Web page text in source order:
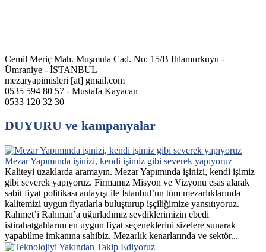
Cemil Meriç Mah. Muşmula Cad. No: 15/B Ihlamurkuyu -
Ümraniye - İSTANBUL
mezaryapimisleri [at] gmail.com
0535 594 80 57 - Mustafa Kayacan
0533 120 32 30
DUYURU ve kampanyalar
Mezar Yapımında işinizi, kendi işimiz gibi severek yapıyoruz
Kaliteyi uzaklarda aramayın. Mezar Yapımında işinizi, kendi işimiz
gibi severek yapıyoruz. Firmamız Misyon ve Vizyonu esas alarak
sabit fiyat politikası anlayışı ile İstanbul’un tüm mezarlıklarında
kalitemizi uygun fiyatlarla buluşturup işçiliğimize yansıtıyoruz.
Rahmet’i Rahman’a uğurladımız sevdiklerimizin ebedi
istirahatgahlarını en uygun fiyat seçeneklerini sizelere sunarak
yapabilme imkanına sahibiz. Mezarlık kenarlarında ve sektör...